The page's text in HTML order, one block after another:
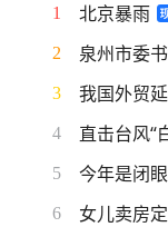
1 北京暴雨
2 泉州市委
3 我国外贸
4 直击台风“
5 今年是闭
6 女儿卖房